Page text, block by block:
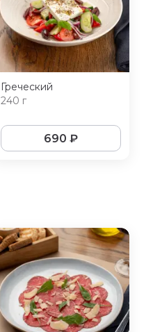
Греческий
240 г
690 ₽